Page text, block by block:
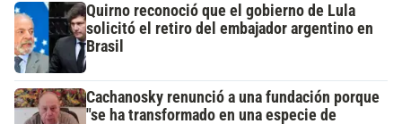
Quirno reconoció que el gobierno de Lula
solicitó el retiro del embajador argentino en
Brasil
Cachanosky renunció a una fundación porque
"se ha transformado en una especie de